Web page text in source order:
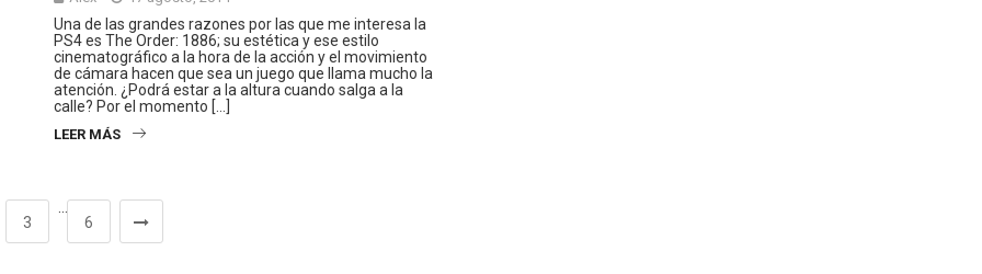
Una de las grandes razones por las que me interesa la
PS4 es The Order: 1886; su estética y ese estilo
cinematográfico a la hora de la acción y el movimiento
de cámara hacen que sea un juego que llama mucho la
atención. ¿Podrá estar a la altura cuando salga a la
calle? Por el momento […]
LEER MÁS
3
…
6